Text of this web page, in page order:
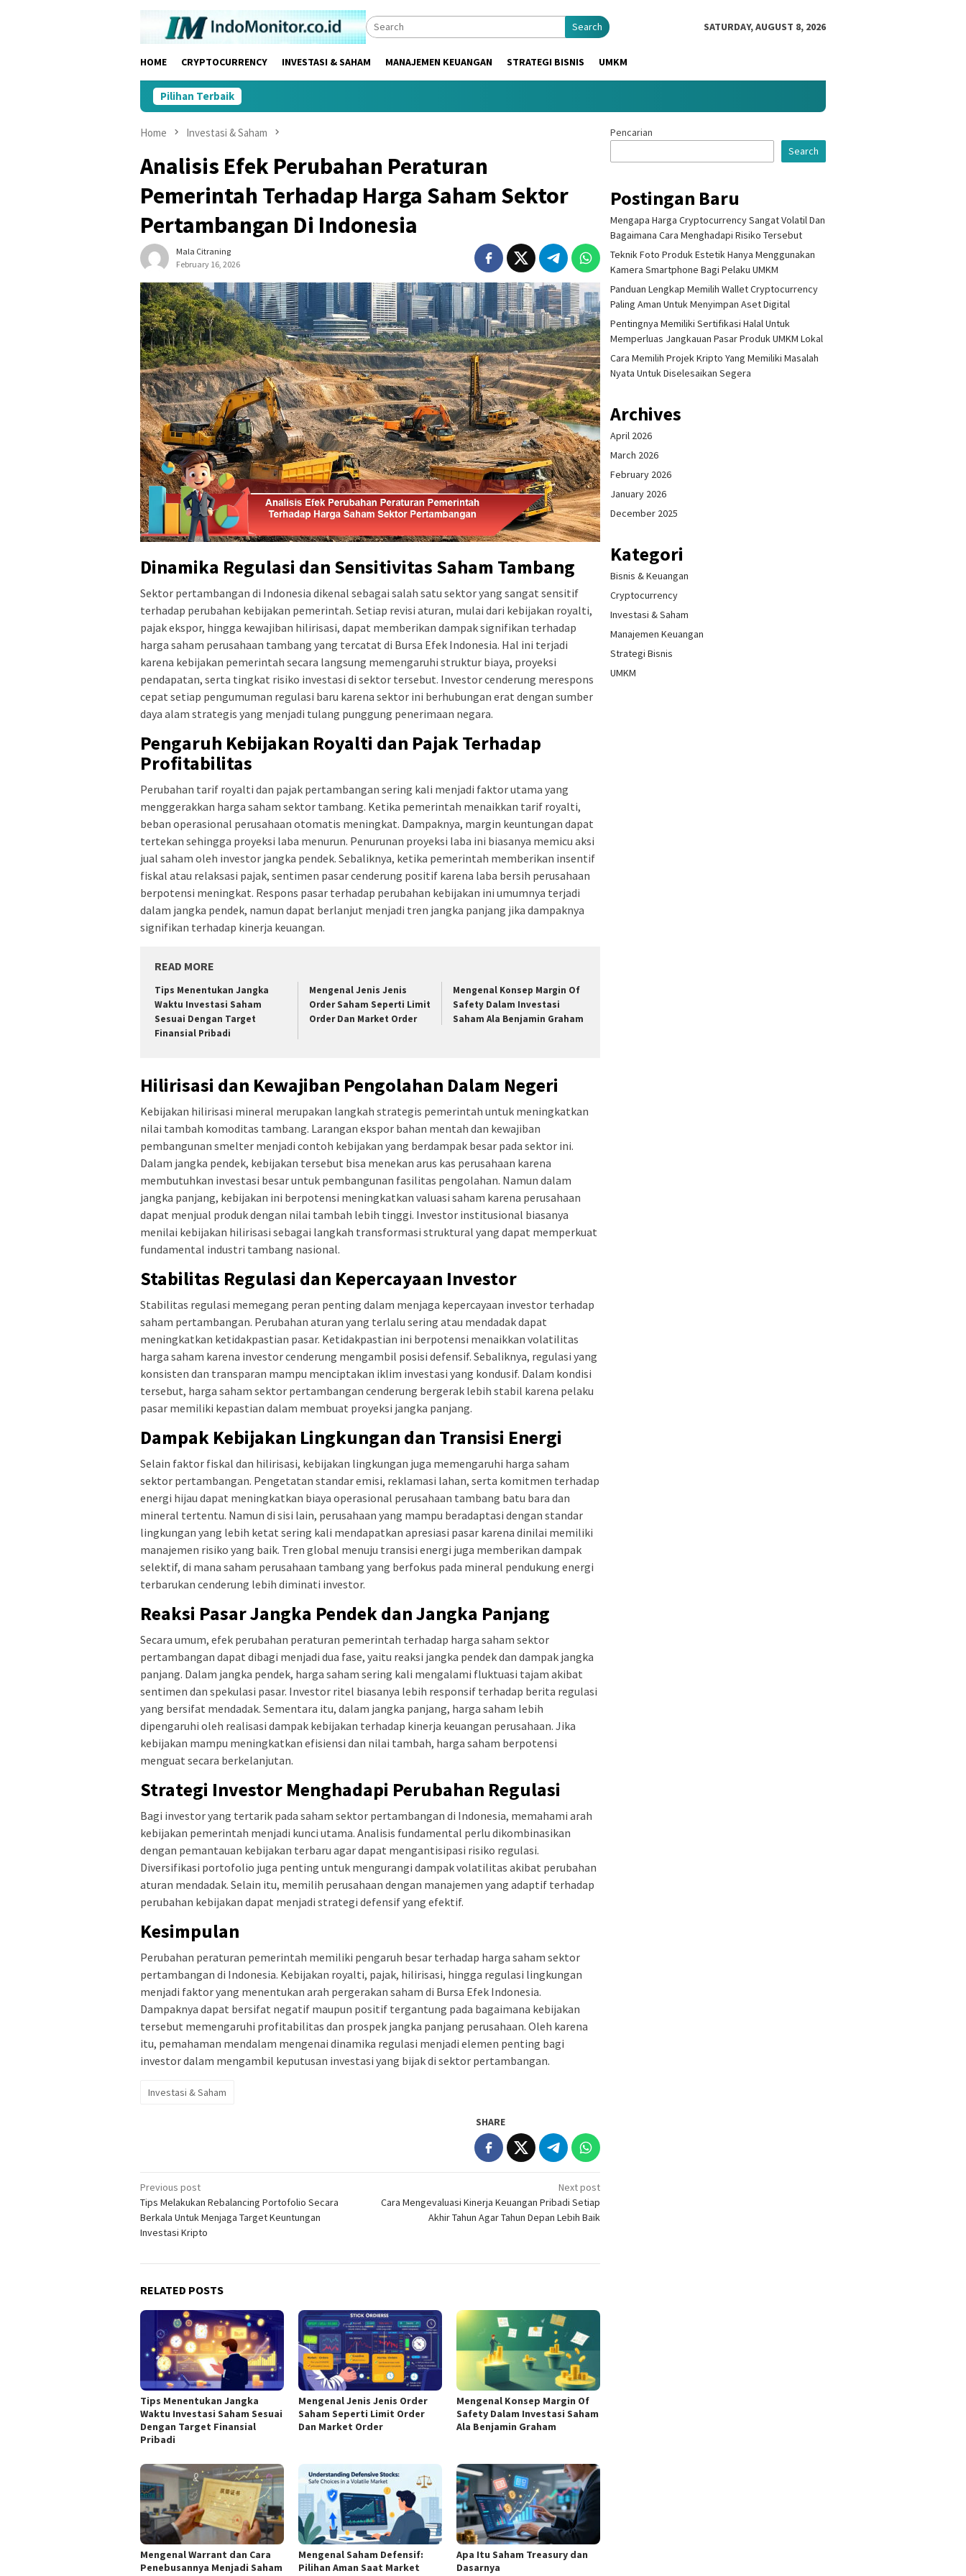
Search SATURDAY, AUGUST 8, 2026
HOME CRYPTOCURRENCY INVESTASI & SAHAM MANAJEMEN KEUANGAN STRATEGI BISNIS UMKM
Pilihan Terbaik
Home Investasi & Saham
Analisis Efek Perubahan Peraturan
Pemerintah Terhadap Harga Saham Sektor
Pertambangan Di Indonesia
Mala Citraning
February 16, 2026
Dinamika Regulasi dan Sensitivitas Saham Tambang
Sektor pertambangan di Indonesia dikenal sebagai salah satu sektor yang sangat sensitif
terhadap perubahan kebijakan pemerintah. Setiap revisi aturan, mulai dari kebijakan royalti,
pajak ekspor, hingga kewajiban hilirisasi, dapat memberikan dampak signifikan terhadap
harga saham perusahaan tambang yang tercatat di Bursa Efek Indonesia. Hal ini terjadi
karena kebijakan pemerintah secara langsung memengaruhi struktur biaya, proyeksi
pendapatan, serta tingkat risiko investasi di sektor tersebut. Investor cenderung merespons
cepat setiap pengumuman regulasi baru karena sektor ini berhubungan erat dengan sumber
daya alam strategis yang menjadi tulang punggung penerimaan negara.
Pengaruh Kebijakan Royalti dan Pajak Terhadap
Profitabilitas
Perubahan tarif royalti dan pajak pertambangan sering kali menjadi faktor utama yang
menggerakkan harga saham sektor tambang. Ketika pemerintah menaikkan tarif royalti,
beban operasional perusahaan otomatis meningkat. Dampaknya, margin keuntungan dapat
tertekan sehingga proyeksi laba menurun. Penurunan proyeksi laba ini biasanya memicu aksi
jual saham oleh investor jangka pendek. Sebaliknya, ketika pemerintah memberikan insentif
fiskal atau relaksasi pajak, sentimen pasar cenderung positif karena laba bersih perusahaan
berpotensi meningkat. Respons pasar terhadap perubahan kebijakan ini umumnya terjadi
dalam jangka pendek, namun dapat berlanjut menjadi tren jangka panjang jika dampaknya
signifikan terhadap kinerja keuangan.
READ MORE
Tips Menentukan Jangka
Waktu Investasi Saham
Sesuai Dengan Target
Finansial Pribadi
Mengenal Jenis Jenis
Order Saham Seperti Limit
Order Dan Market Order
Mengenal Konsep Margin Of
Safety Dalam Investasi
Saham Ala Benjamin Graham
Hilirisasi dan Kewajiban Pengolahan Dalam Negeri
Kebijakan hilirisasi mineral merupakan langkah strategis pemerintah untuk meningkatkan
nilai tambah komoditas tambang. Larangan ekspor bahan mentah dan kewajiban
pembangunan smelter menjadi contoh kebijakan yang berdampak besar pada sektor ini.
Dalam jangka pendek, kebijakan tersebut bisa menekan arus kas perusahaan karena
membutuhkan investasi besar untuk pembangunan fasilitas pengolahan. Namun dalam
jangka panjang, kebijakan ini berpotensi meningkatkan valuasi saham karena perusahaan
dapat menjual produk dengan nilai tambah lebih tinggi. Investor institusional biasanya
menilai kebijakan hilirisasi sebagai langkah transformasi struktural yang dapat memperkuat
fundamental industri tambang nasional.
Stabilitas Regulasi dan Kepercayaan Investor
Stabilitas regulasi memegang peran penting dalam menjaga kepercayaan investor terhadap
saham pertambangan. Perubahan aturan yang terlalu sering atau mendadak dapat
meningkatkan ketidakpastian pasar. Ketidakpastian ini berpotensi menaikkan volatilitas
harga saham karena investor cenderung mengambil posisi defensif. Sebaliknya, regulasi yang
konsisten dan transparan mampu menciptakan iklim investasi yang kondusif. Dalam kondisi
tersebut, harga saham sektor pertambangan cenderung bergerak lebih stabil karena pelaku
pasar memiliki kepastian dalam membuat proyeksi jangka panjang.
Dampak Kebijakan Lingkungan dan Transisi Energi
Selain faktor fiskal dan hilirisasi, kebijakan lingkungan juga memengaruhi harga saham
sektor pertambangan. Pengetatan standar emisi, reklamasi lahan, serta komitmen terhadap
energi hijau dapat meningkatkan biaya operasional perusahaan tambang batu bara dan
mineral tertentu. Namun di sisi lain, perusahaan yang mampu beradaptasi dengan standar
lingkungan yang lebih ketat sering kali mendapatkan apresiasi pasar karena dinilai memiliki
manajemen risiko yang baik. Tren global menuju transisi energi juga memberikan dampak
selektif, di mana saham perusahaan tambang yang berfokus pada mineral pendukung energi
terbarukan cenderung lebih diminati investor.
Reaksi Pasar Jangka Pendek dan Jangka Panjang
Secara umum, efek perubahan peraturan pemerintah terhadap harga saham sektor
pertambangan dapat dibagi menjadi dua fase, yaitu reaksi jangka pendek dan dampak jangka
panjang. Dalam jangka pendek, harga saham sering kali mengalami fluktuasi tajam akibat
sentimen dan spekulasi pasar. Investor ritel biasanya lebih responsif terhadap berita regulasi
yang bersifat mendadak. Sementara itu, dalam jangka panjang, harga saham lebih
dipengaruhi oleh realisasi dampak kebijakan terhadap kinerja keuangan perusahaan. Jika
kebijakan mampu meningkatkan efisiensi dan nilai tambah, harga saham berpotensi
menguat secara berkelanjutan.
Strategi Investor Menghadapi Perubahan Regulasi
Bagi investor yang tertarik pada saham sektor pertambangan di Indonesia, memahami arah
kebijakan pemerintah menjadi kunci utama. Analisis fundamental perlu dikombinasikan
dengan pemantauan kebijakan terbaru agar dapat mengantisipasi risiko regulasi.
Diversifikasi portofolio juga penting untuk mengurangi dampak volatilitas akibat perubahan
aturan mendadak. Selain itu, memilih perusahaan dengan manajemen yang adaptif terhadap
perubahan kebijakan dapat menjadi strategi defensif yang efektif.
Kesimpulan
Perubahan peraturan pemerintah memiliki pengaruh besar terhadap harga saham sektor
pertambangan di Indonesia. Kebijakan royalti, pajak, hilirisasi, hingga regulasi lingkungan
menjadi faktor yang menentukan arah pergerakan saham di Bursa Efek Indonesia.
Dampaknya dapat bersifat negatif maupun positif tergantung pada bagaimana kebijakan
tersebut memengaruhi profitabilitas dan prospek jangka panjang perusahaan. Oleh karena
itu, pemahaman mendalam mengenai dinamika regulasi menjadi elemen penting bagi
investor dalam mengambil keputusan investasi yang bijak di sektor pertambangan.
Investasi & Saham
SHARE
Post
navigation
Previous post
Tips Melakukan Rebalancing Portofolio Secara
Berkala Untuk Menjaga Target Keuntungan
Investasi Kripto
Next post
Cara Mengevaluasi Kinerja Keuangan Pribadi Setiap
Akhir Tahun Agar Tahun Depan Lebih Baik
RELATED POSTS
Tips Menentukan Jangka
Waktu Investasi Saham Sesuai
Dengan Target Finansial
Pribadi
Mengenal Jenis Jenis Order
Saham Seperti Limit Order
Dan Market Order
Mengenal Konsep Margin Of
Safety Dalam Investasi Saham
Ala Benjamin Graham
Mengenal Warrant dan Cara
Penebusannya Menjadi Saham
Mengenal Saham Defensif:
Pilihan Aman Saat Market
Apa Itu Saham Treasury dan
Dasarnya
Pencarian
Search
Postingan Baru
Mengapa Harga Cryptocurrency Sangat Volatil Dan
Bagaimana Cara Menghadapi Risiko Tersebut
Teknik Foto Produk Estetik Hanya Menggunakan
Kamera Smartphone Bagi Pelaku UMKM
Panduan Lengkap Memilih Wallet Cryptocurrency
Paling Aman Untuk Menyimpan Aset Digital
Pentingnya Memiliki Sertifikasi Halal Untuk
Memperluas Jangkauan Pasar Produk UMKM Lokal
Cara Memilih Projek Kripto Yang Memiliki Masalah
Nyata Untuk Diselesaikan Segera
Archives
April 2026
March 2026
February 2026
January 2026
December 2025
Kategori
Bisnis & Keuangan
Cryptocurrency
Investasi & Saham
Manajemen Keuangan
Strategi Bisnis
UMKM